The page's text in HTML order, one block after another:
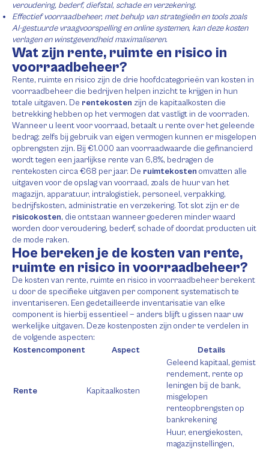
veroudering, bederf, diefstal, schade en verzekering.
Effectief voorraadbeheer, met behulp van strategieën en tools zoals
AI-gestuurde vraagvoorspelling en online systemen, kan deze kosten
verlagen en winstgevendheid maximaliseren.
Wat zijn rente, ruimte en risico in
voorraadbeheer?
Rente, ruimte en risico zijn de drie hoofdcategorieën van kosten in
voorraadbeheer die bedrijven helpen inzicht te krijgen in hun
totale uitgaven. De rentekosten zijn de kapitaalkosten die
betrekking hebben op het vermogen dat vastligt in de voorraden.
Wanneer u leent voor voorraad, betaalt u rente over het geleende
bedrag; zelfs bij gebruik van eigen vermogen kunnen er misgelopen
opbrengsten zijn. Bij €1.000 aan voorraadwaarde die gefinancierd
wordt tegen een jaarlijkse rente van 6,8%, bedragen de
rentekosten circa €68 per jaar. De ruimtekosten omvatten alle
uitgaven voor de opslag van voorraad, zoals de huur van het
magazijn, apparatuur, intralogistiek, personeel, verpakking,
bedrijfskosten, administratie en verzekering. Tot slot zijn er de
risicokosten, die ontstaan wanneer goederen minder waard
worden door veroudering, bederf, schade of doordat producten uit
de mode raken.
Hoe bereken je de kosten van rente,
ruimte en risico in voorraadbeheer?
De kosten van rente, ruimte en risico in voorraadbeheer berekent
u door de specifieke uitgaven per component systematisch te
inventariseren. Een gedetailleerde inventarisatie van elke
component is hierbij essentieel — anders blijft u gissen naar uw
werkelijke uitgaven. Deze kostenposten zijn onder te verdelen in
de volgende aspecten:
Kostencomponent
Aspect Details
Rente Kapitaalkosten
Geleend kapitaal, gemist
rendement, rente op
leningen bij de bank,
misgelopen
renteopbrengsten op
bankrekening
Huur, energiekosten,
magazijnstellingen,